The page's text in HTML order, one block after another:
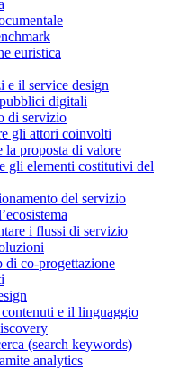
euristica
e il service design
digitali
di servizio
gli attori coinvolti
la proposta di valore
gli elementi costitutivi del
del servizio
i flussi di servizio
di co-progettazione
e il linguaggio
(search keywords)
analytics